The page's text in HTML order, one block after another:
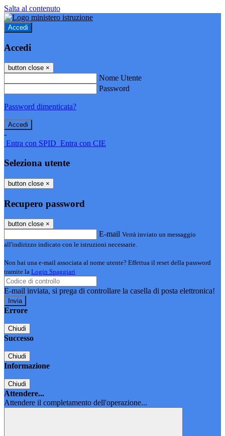
Salta al contenuto
Accedi
Accedi
button close ×
Nome Utente
Password
Password dimenticata?
-
Entra con SPID Entra con CIE
Seleziona utente
button close ×
Recupero password
button close ×
E-mail Verrà inviato un messaggio
all'indirizzo indicato con le istruzioni necessarie.
Non hai una e-mail associata al nome utente? Effettua il reset della password
tramite la Login Spaggiari
E-mail inviata, si prega di controllare la casella di posta elettronica!
Errore
Chiudi
Successo
Chiudi
Informazione
Chiudi
Attendere...
Attendere il completamento dell'operazione...